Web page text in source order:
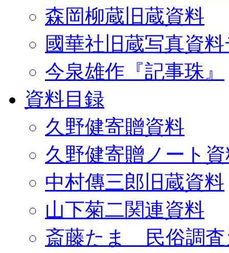
森岡柳蔵旧蔵資料
國華社旧蔵写真資
今泉雄作『記事珠』
資料目録
久野健寄贈資料
久野健寄贈ノート
中村傳三郎旧蔵資料
山下菊二関連資料
斎藤たま 民俗調査